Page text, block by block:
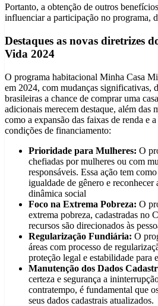
Portanto, a obtenção de outros
influenciar a participação no programa,
Destaques as novas diretrizes
Vida 2024
O programa habitacional Minha Casa
em 2024, com mudanças significativas,
brasileiras a chance de comprar uma
adicionais merecem destaque, além das
como a expansão das faixas de renda e
condições de financiamento:
Prioridade para Mulheres: O
chefiadas por mulheres ou com
responsáveis. Essa ação tem
igualdade de gênero e
dinâmica social
Foco na Extrema Pobreza: O
extrema pobreza, cadastradas no
recursos são direcionados às
Regularização Fundiária: O
áreas com processo de
proteção legal e estabilidade para
Manutenção dos Dados
certeza e segurança a
contratempo, é fundamental que
seus dados cadastrais atualizados.